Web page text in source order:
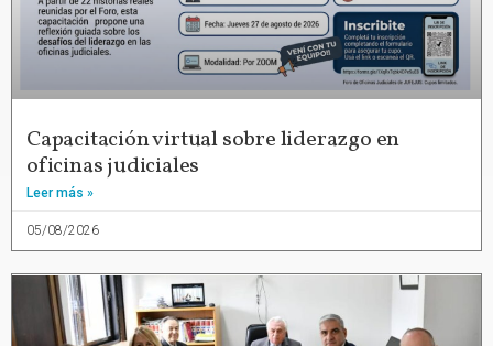
Capacitación virtual sobre liderazgo en
oficinas judiciales
Leer más »
05/08/2026